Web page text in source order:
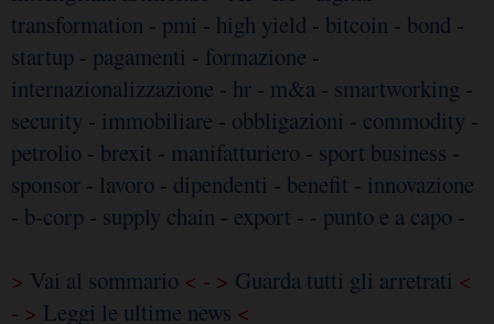
transformation - pmi - high yield - bitcoin - bond -
startup - pagamenti - formazione -
internazionalizzazione - hr - m&a - smartworking -
security - immobiliare - obbligazioni - commodity -
petrolio - brexit - manifatturiero - sport business -
sponsor - lavoro - dipendenti - benefit - innovazione
- b-corp - supply chain - export - - punto e a capo -
> Vai al sommario < - > Guarda tutti gli arretrati <
- > Leggi le ultime news <